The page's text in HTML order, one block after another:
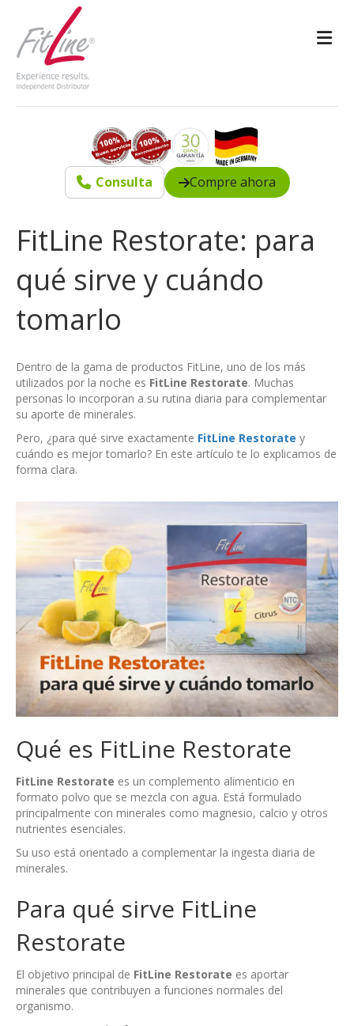
Consulta Compre ahora
FitLine Restorate: para
qué sirve y cuándo
tomarlo
Dentro de la gama de productos FitLine, uno de los más
utilizados por la noche es FitLine Restorate. Muchas
personas lo incorporan a su rutina diaria para complementar
su aporte de minerales.
Pero, ¿para qué sirve exactamente FitLine Restorate y
cuándo es mejor tomarlo? En este artículo te lo explicamos de
forma clara.
Qué es FitLine Restorate
FitLine Restorate es un complemento alimenticio en
formato polvo que se mezcla con agua. Está formulado
principalmente con minerales como magnesio, calcio y otros
nutrientes esenciales.
Su uso está orientado a complementar la ingesta diaria de
minerales.
Para qué sirve FitLine
Restorate
El objetivo principal de FitLine Restorate es aportar
minerales que contribuyen a funciones normales del
organismo.